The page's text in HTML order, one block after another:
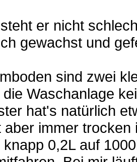
er nicht
gewachst und
sind zwei
Waschanlage
hat's natürlich
aber immer trocken
0,2L auf